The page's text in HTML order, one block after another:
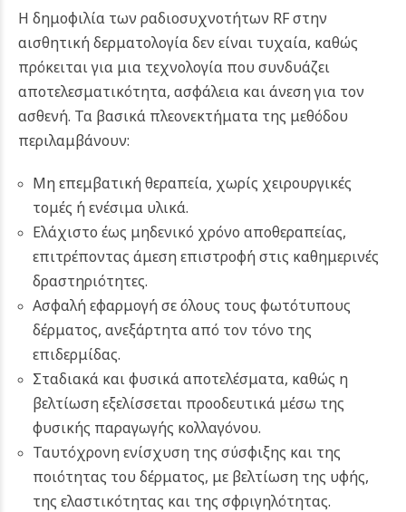
Η δημοφιλία των ραδιοσυχνοτήτων RF στην
αισθητική δερματολογία δεν είναι τυχαία, καθώς
πρόκειται για μια τεχνολογία που συνδυάζει
αποτελεσματικότητα, ασφάλεια και άνεση για τον
ασθενή. Τα βασικά πλεονεκτήματα της μεθόδου
περιλαμβάνουν:
Μη επεμβατική θεραπεία, χωρίς χειρουργικές
τομές ή ενέσιμα υλικά.
Ελάχιστο έως μηδενικό χρόνο αποθεραπείας,
επιτρέποντας άμεση επιστροφή στις καθημερινές
δραστηριότητες.
Ασφαλή εφαρμογή σε όλους τους φωτότυπους
δέρματος, ανεξάρτητα από τον τόνο της
επιδερμίδας.
Σταδιακά και φυσικά αποτελέσματα, καθώς η
βελτίωση εξελίσσεται προοδευτικά μέσω της
φυσικής παραγωγής κολλαγόνου.
Ταυτόχρονη ενίσχυση της σύσφιξης και της
ποιότητας του δέρματος, με βελτίωση της υφής,
της ελαστικότητας και της σφριγηλότητας.